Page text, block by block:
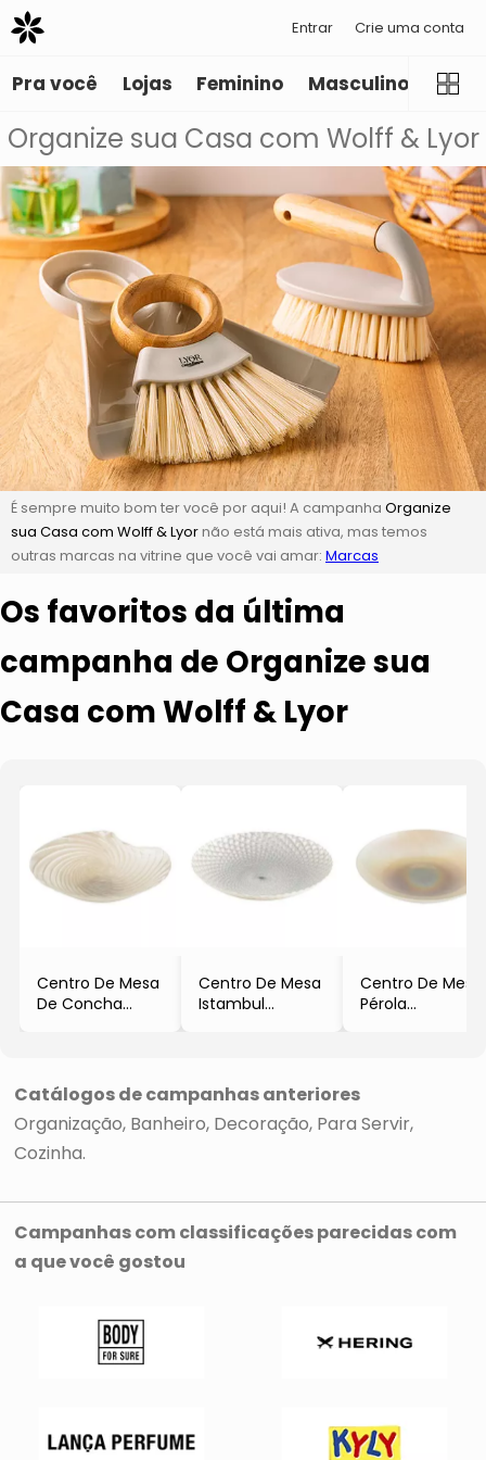
Entrar Crie uma conta
Pra você Lojas Feminino Masculino
Organize sua Casa com Wolff & Lyor
É sempre muito bom ter você por aqui! A campanha Organize
sua Casa com Wolff & Lyornão está mais ativa, mas temos
outras marcas na vitrine que você vai amar: Marcas
Os favoritos da última
campanha de Organize sua
Casa com Wolff & Lyor
Centro De Mesa
De Concha
- Wolff
Centro De Mesa
Istambul
Centro De Mesa
Pérola
Catálogos de campanhas anteriores
Organização Banheiro Decoração Para Servir
Cozinha
Campanhas com classificações parecidas com
a que você gostou